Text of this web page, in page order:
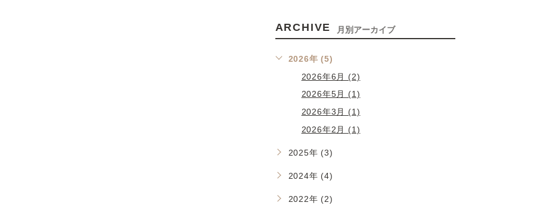
ARCHIVE 月別アーカイブ
2026年 (5)
2026年6月 (2)
2026年5月 (1)
2026年3月 (1)
2026年2月 (1)
2025年 (3)
2024年 (4)
2022年 (2)